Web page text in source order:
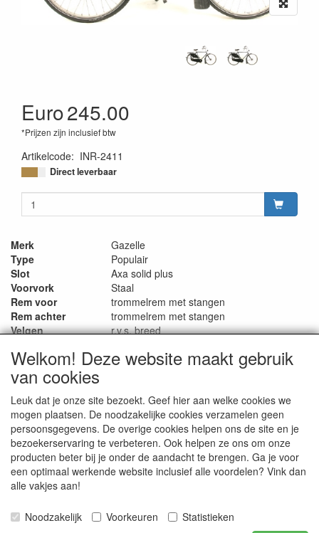
Euro245.00
*Prijzen zijn inclusief btw
Artikelcode: INR-2411
Direct leverbaar
Merk
Gazelle
Type
Populair
Slot
Axa solid plus
Voorvork
Staal
Rem voor
trommelrem met stangen
Rem achter
trommelrem met stangen
Velgen
r.v.s. breed
Dynamo
n.v.t.
Voorlicht
Achterlicht
Frame hoogte cm
58
Wielmaat inch
28 x 1 1/2
Versnelling
3
Verstelbaar stuur
n.v.t.
Zadelpen
staal
Frame materiaal
staal
Merk zadel
Welkom! Deze website maakt gebruik
van cookies
Leuk dat je onze site bezoekt. Geef hier aan welke cookies we
mogen plaatsen. De noodzakelijke cookies verzamelen geen
persoonsgegevens. De overige cookies helpen ons de site en je
bezoekerservaring te verbeteren. Ook helpen ze ons om onze
producten beter bij je onder de aandacht te brengen. Ga je voor
een optimaal werkende website inclusief alle voordelen? Vink dan
alle vakjes aan!
Noodzakelijk Voorkeuren
Statistieken